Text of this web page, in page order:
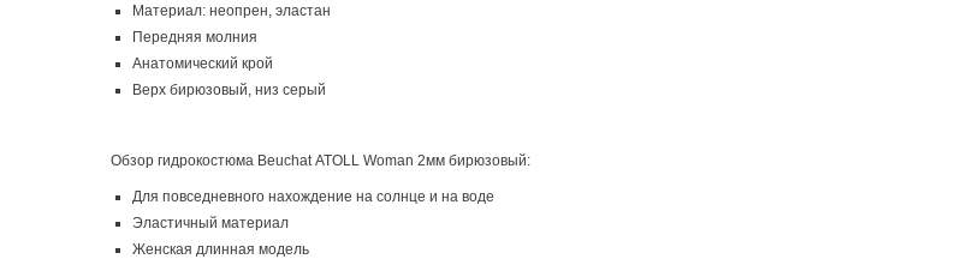
Материал: неопрен, эластан
Передняя молния
Анатомический крой
Верх бирюзовый, низ серый
Обзор гидрокостюма Beuchat ATOLL Woman 2мм бирюзовый:
Для повседневного нахождение на солнце и на воде
Эластичный материал
Женская длинная модель